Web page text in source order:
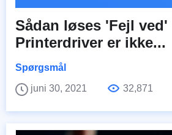
Sådan løses 'Fejl ved'
Printerdriver er ikke...
Spørgsmål
juni 30, 2021
32,871